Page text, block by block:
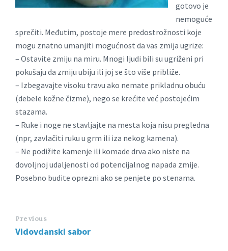
gotovo je
nemoguće
sprečiti. Međutim, postoje mere predostrožnosti koje
mogu znatno umanjiti mogućnost da vas zmija ugrize:
– Ostavite zmiju na miru. Mnogi ljudi bili su ugriženi pri
pokušaju da zmiju ubiju ili joj se što više približe.
– Izbegavajte visoku travu ako nemate prikladnu obuću
(debele kožne čizme), nego se krećite već postojećim
stazama.
– Ruke i noge ne stavljajte na mesta koja nisu pregledna
(npr, zavlačiti ruku u grm ili iza nekog kamena).
– Ne podižite kamenje ili komade drva ako niste na
dovoljnoj udaljenosti od potencijalnog napada zmije.
Posebno budite oprezni ako se penjete po stenama.
Previous
Vidovdanski sabor